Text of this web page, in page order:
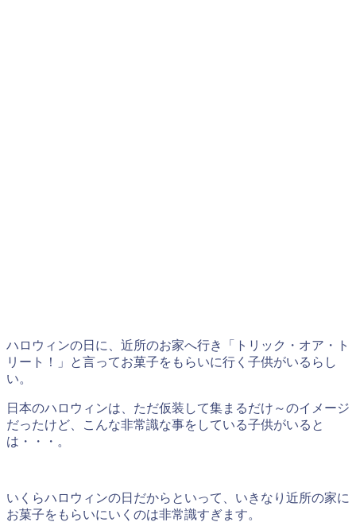
ハロウィンの日に、近所のお家へ行き「トリック・オア・ト
リート！」と言ってお菓子をもらいに行く子供がいるらし
い。
日本のハロウィンは、ただ仮装して集まるだけ～のイメージ
だったけど、こんな非常識な事をしている子供がいると
は・・・。
いくらハロウィンの日だからといって、いきなり近所の家に
お菓子をもらいにいくのは非常識すぎます。